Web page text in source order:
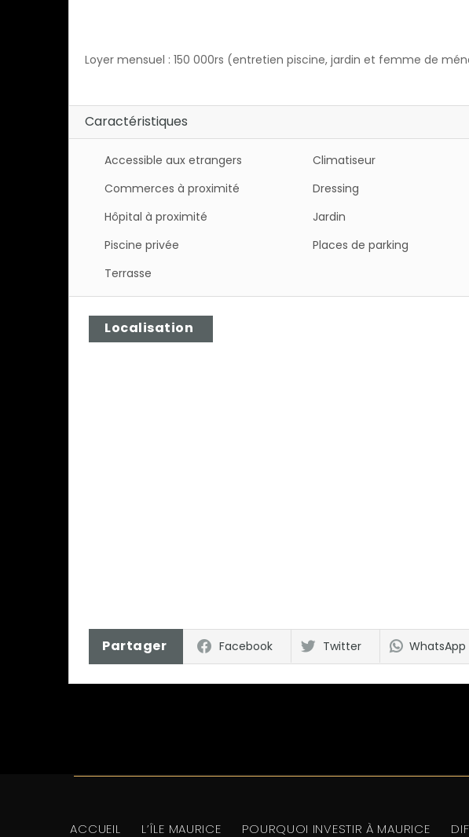
Loyer mensuel : 150 000rs (entretien piscine, jardin et femme de
Caractéristiques
Accessible aux etrangers Climatiseur
Commerces à proximité
Dressing
Hôpital à proximité
Jardin
Piscine privée
Places de parking
Terrasse
Localisation
Partager Facebook Twitter WhatsApp
ACCUEIL L’ÎLE MAURICE POURQUOI INVESTIR À MAURICE